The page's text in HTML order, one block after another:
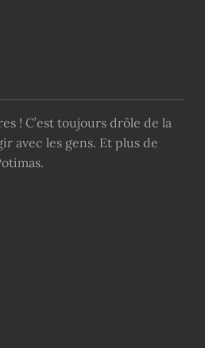
! C’est toujours drôle de la
avec les gens. Et plus de